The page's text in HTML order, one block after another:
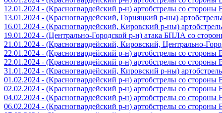
12.01.2024 - (Красногвардейский р-н) артобстрелы со
13.01.2024 - (Красногвардейский, Горняцкий р-ны)
16.01.2024 - (Красногвардейский, Кировский р-ны)
19.01.2024 - (Центрально-Городской р-н) атака БПЛА со
21.01.2024 - (Красногвардейский, Кировский, Центрально-
22.01.2024 - (Красногвардейский р-н) артобстрелы со
22.01.2024 - (Красногвардейский р-н) артобстрелы со
31.01.2024 - (Красногвардейский, Кировский р-ны)
01.02.2024 - (Красногвардейский р-н) артобстрелы со
02.02.2024 - (Красногвардейский р-н) артобстрелы со
04.02.2024 - (Красногвардейский р-н) артобстрелы со
06.02.2024 - (Красногвардейский р-н) артобстрелы со